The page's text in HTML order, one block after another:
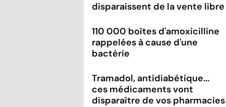
disparaissent de la vente libre
110 000 boîtes d'amoxicilline
rappelées à cause d'une
bactérie
Tramadol, antidiabétique...
ces médicaments vont
disparaître de vos pharmacies